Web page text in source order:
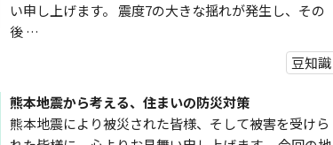
い申し上げます。 震度7の大きな揺れが発生し、その
後 …
豆知識
熊本地震から考える、住まいの防災対策
熊本地震により被災された皆様、そして被害を受けら